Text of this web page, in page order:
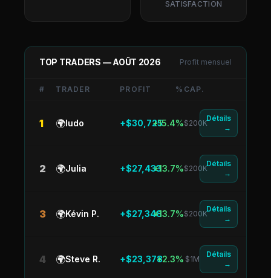
SATISFACTION
TOP TRADERS —AOÛT 2026 Profit mensuel
# TRADER PROFIT % CAP.
1 🌍ludo +$30,725+15.4%$200K
Détails
→
2 🌍Julia +$27,433+13.7%$200K
Détails
→
3 🌍Kévin P. +$27,348+13.7%$200K
Détails
→
4 🌍Steve R. +$23,378+2.3% $1M
Détails
→